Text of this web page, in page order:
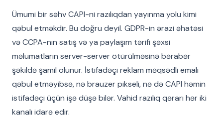
Ümumi bir səhv CAPI-ni razılıqdan yayınma yolu kimi
qəbul etməkdir. Bu doğru deyil. GDPR-in ərazi əhatəsi
və CCPA-nın satış və ya paylaşım tərifi şəxsi
məlumatların server-server ötürülməsinə bərabər
şəkildə şamil olunur. İstifadəçi reklam məqsədli emalı
qəbul etməyibsə, nə brauzer pikseli, nə də CAPI həmin
istifadəçi üçün işə düşə bilər. Vahid razılıq qərarı hər iki
kanalı idarə edir.